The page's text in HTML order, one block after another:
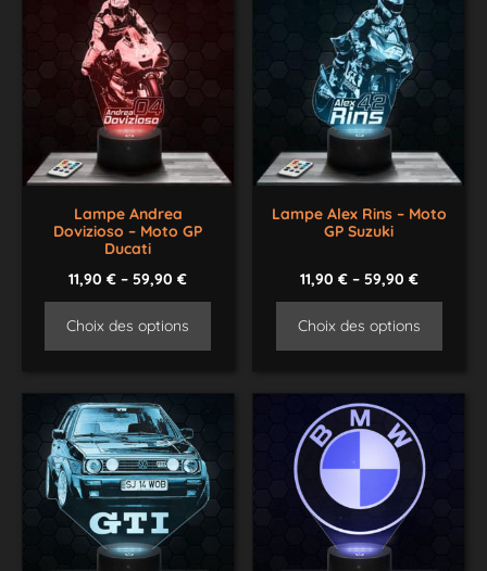
Lampe Andrea
Dovizioso – Moto GP
Ducati
11,90€ –59,90€
Choix des options
Lampe Alex Rins – Moto
GP Suzuki
11,90 €– 59,90 €
Choix des options